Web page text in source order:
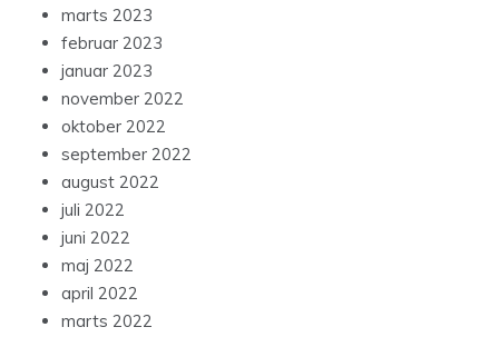
marts 2023
februar 2023
januar 2023
november 2022
oktober 2022
september 2022
august 2022
juli 2022
juni 2022
maj 2022
april 2022
marts 2022